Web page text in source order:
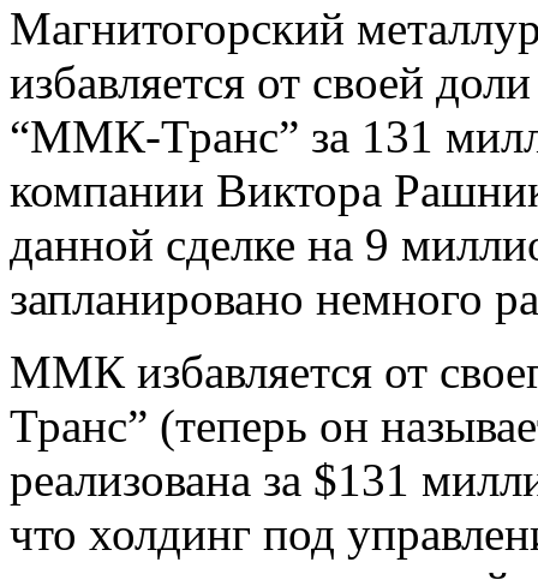
Магнитогорский
избавляется от своей
“ММК-Транс” за 131
компании Виктора
данной сделке на 9
запланировано немного
ММК избавляется от
Транс” (теперь он
реализована за $131
что холдинг под